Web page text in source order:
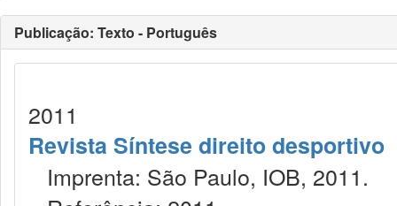
Publicação: Texto - Português
2011
Revista Síntese direito desportivo
Imprenta: São Paulo, IOB, 2011.